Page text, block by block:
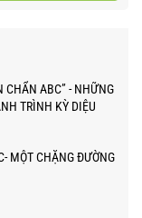
CHẨN ABC” - NHỮNG
TRÌNH KỲ DIỆU
MỘT CHẶNG ĐƯỜNG